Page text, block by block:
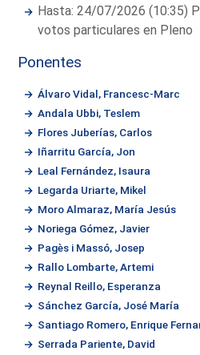
Hasta: 24/07/2026 (10:35)
votos particulares en Pleno
Ponentes
Álvaro Vidal, Francesc-Marc
Andala Ubbi, Teslem
Flores Juberías, Carlos
Iñarritu García, Jon
Leal Fernández, Isaura
Legarda Uriarte, Mikel
Moro Almaraz, María Jesús
Noriega Gómez, Javier
Pagès i Massó, Josep
Rallo Lombarte, Artemi
Reynal Reillo, Esperanza
Sánchez García, José María
Santiago Romero, Enrique
Serrada Pariente, David